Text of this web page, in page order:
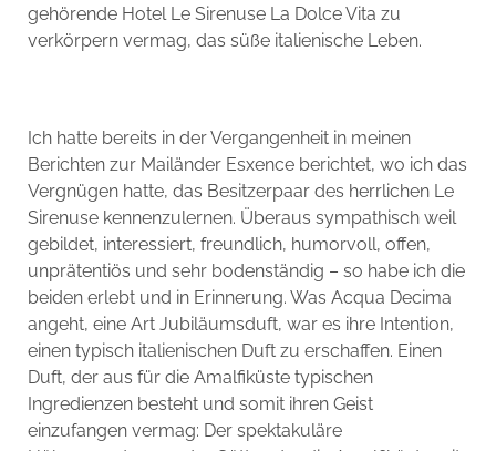
gehörende Hotel Le Sirenuse La Dolce Vita zu
verkörpern vermag, das süße italienische Leben.
Ich hatte bereits in der Vergangenheit in meinen
Berichten zur Mailänder Esxence berichtet, wo ich das
Vergnügen hatte, das Besitzerpaar des herrlichen Le
Sirenuse kennenzulernen. Überaus sympathisch weil
gebildet, interessiert, freundlich, humorvoll, offen,
unprätentiös und sehr bodenständig – so habe ich die
beiden erlebt und in Erinnerung. Was Acqua Decima
angeht, eine Art Jubiläumsduft, war es ihre Intention,
einen typisch italienischen Duft zu erschaffen. Einen
Duft, der aus für die Amalfiküste typischen
Ingredienzen besteht und somit ihren Geist
einzufangen vermag: Der spektakuläre